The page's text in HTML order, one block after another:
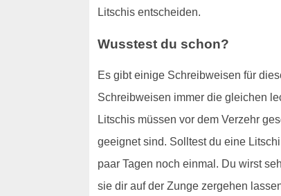
Litschis entscheiden.
Wusstest du schon?
Es gibt einige Schreibweisen für
Schreibweisen immer die gleichen
Litschis müssen vor dem Verzehr
geeignet sind. Solltest du eine
paar Tagen noch einmal. Du wirst
sie dir auf der Zunge zergehen